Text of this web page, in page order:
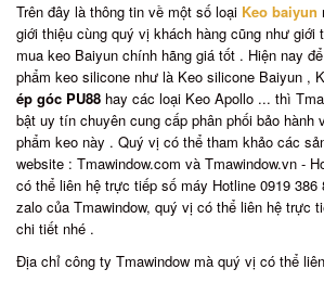
Trên đây là thông tin về một số loại Keo baiyun
giới thiệu cùng quý vị khách hàng cũng như giới
mua keo Baiyun chính hãng giá tốt . Hiện nay
phẩm keo silicone như là Keo silicone Baiyun ,
ép góc PU88 hay các loại Keo Apollo ... thì
bật uy tín chuyên cung cấp phân phối bảo hành
phẩm keo này . Quý vị có thể tham khảo các
website : Tmawindow.com và Tmawindow.vn -
có thể liên hệ trực tiếp số máy Hotline 0919 386
zalo của Tmawindow, quý vị có thể liên hệ trực
chi tiết nhé .
Địa chỉ công ty Tmawindow mà quý vị có thể